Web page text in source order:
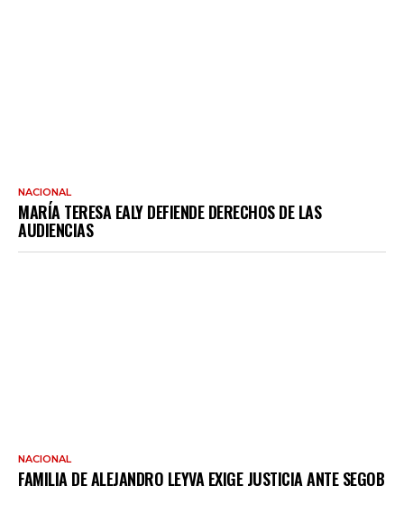
NACIONAL
MARÍA TERESA EALY DEFIENDE DERECHOS DE LAS
AUDIENCIAS
NACIONAL
FAMILIA DE ALEJANDRO LEYVA EXIGE JUSTICIA ANTE SEGOB